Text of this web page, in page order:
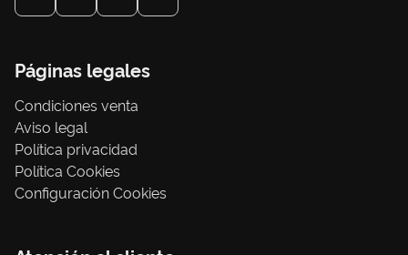
Páginas legales
Condiciones venta
Aviso legal
Política privacidad
Política Cookies
Configuración Cookies